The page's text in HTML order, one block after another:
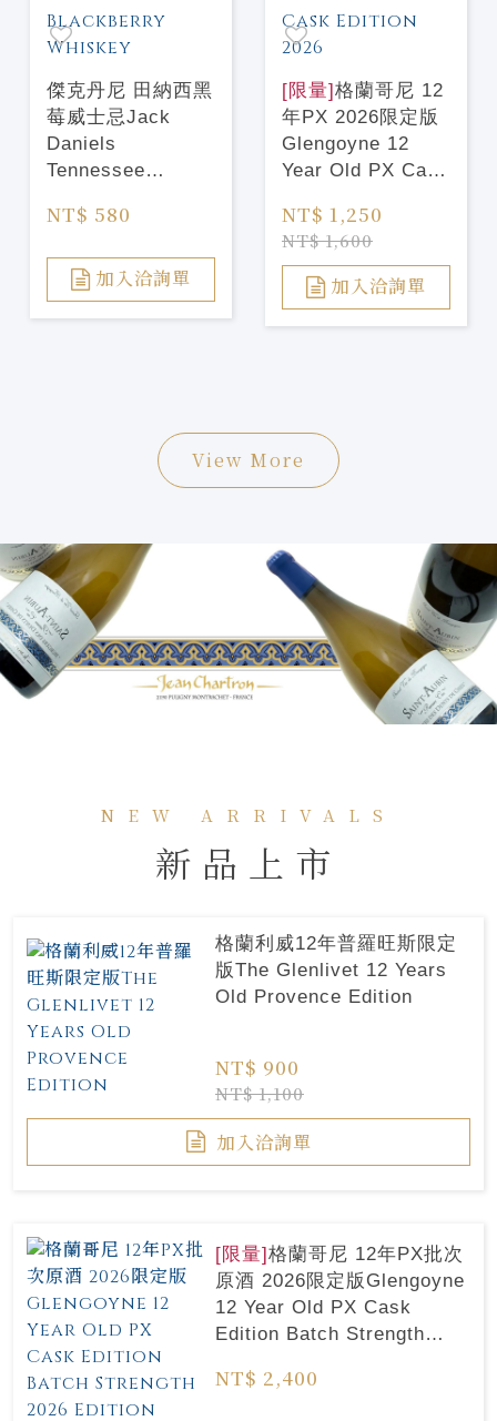
傑克丹尼 田納西黑
莓威士忌Jack
Daniels
Tennessee
Whiskey
NT$ 580
加入洽詢單
[限量]格蘭哥尼 12
年PX 2026限定版
Glengoyne 12
Year Old PX Cask
NT$ 1,250
NT$ 1,600
加入洽詢單
View More
NEW ARRIVALS
新品上市
格蘭利威12年普羅旺斯限定
版The Glenlivet 12 Years
Old Provence Edition
NT$ 900
NT$ 1,100
加入洽詢單
[限量] 格蘭哥尼 12年PX批次
原酒 2026限定版Glengoyne
12 Year Old PX Cask
Edition Batch Strength
NT$ 2,400